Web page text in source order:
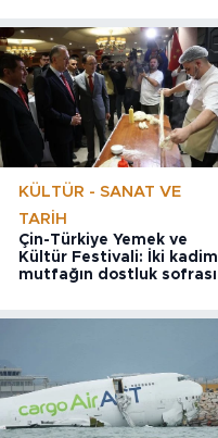
KÜLTÜR - SANAT VE
TARIH
Çin-Türkiye Yemek ve
Kültür Festivali: İki kadim
mutfağın dostluk sofrası